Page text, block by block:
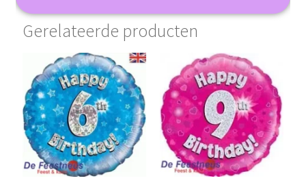
Gerelateerde producten